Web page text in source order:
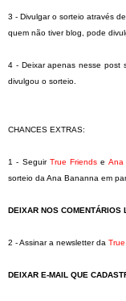
3 - Divulgar o sorteio através
quem não tiver blog, pode
4 - Deixar apenas nesse post
divulgou o sorteio.
CHANCES EXTRAS:
1 - Seguir True Friends e Ana
sorteio da Ana Bananna em
DEIXAR NOS COMENTÁRIOS
2 - Assinar a newsletter da
DEIXAR E-MAIL QUE